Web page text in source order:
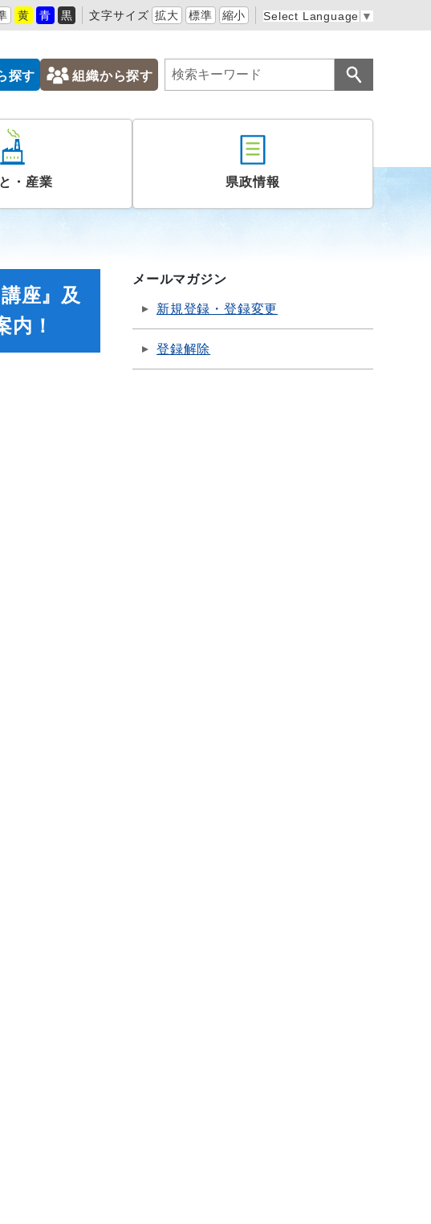
黄 青 黒 文字サイズ 拡大 標準 縮小 Select Language ▼
探す 組織から探す
・産業 県政情報
座』及
！
メールマガジン
新規登録・登録変更
登録解除